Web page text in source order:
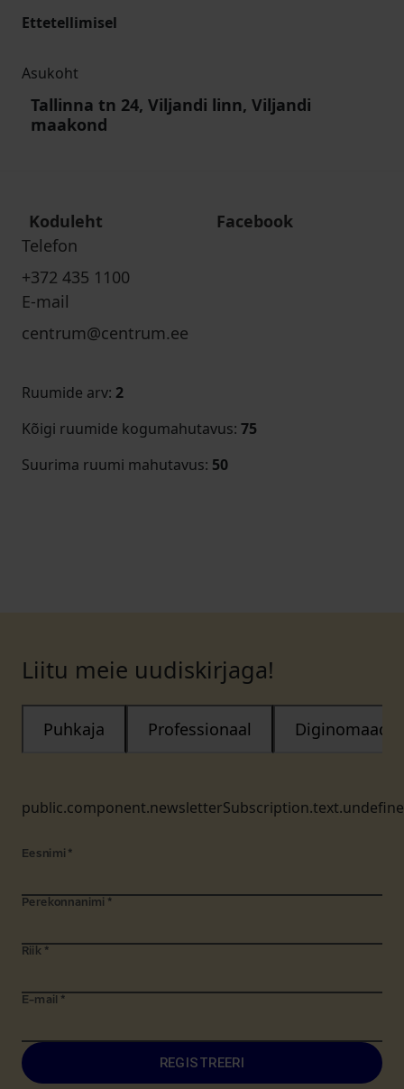
Ettetellimisel
Asukoht
Tallinna tn 24, Viljandi linn, Viljandi
maakond
Koduleht
Facebook
Telefon
+372 435 1100
E-mail
centrum@centrum.ee
Ruumide arv: 2
Kõigi ruumide kogumahutavus: 75
Suurima ruumi mahutavus: 50
Liitu meie uudiskirjaga!
Puhkaja Professionaal Diginomaad
Eesnimi *
Perekonnanimi *
Riik *
E-mail *
REGISTREERI